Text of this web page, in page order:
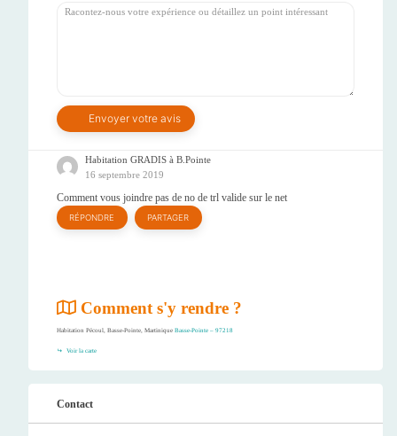
Habitation GRADIS à B.Pointe
16 septembre 2019
Comment vous joindre pas de no de trl valide sur le net
RÉPONDRE PARTAGER
Comment s'y rendre ?
Habitation Pécoul, Basse-Pointe, Martinique Basse-Pointe – 97218
Voir la carte
Contact